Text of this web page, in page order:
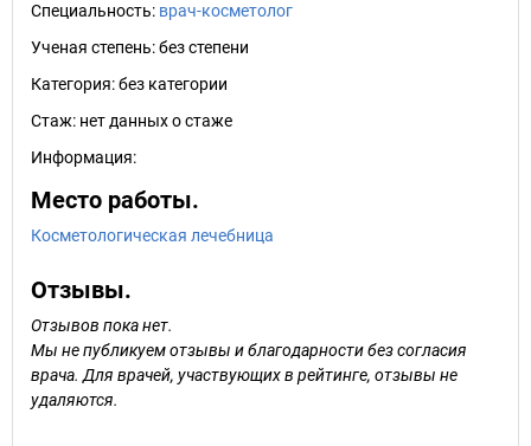
Специальность: врач-косметолог
Ученая степень:без степени
Категория:без категории
Стаж: нет данных о стаже
Информация:
Место работы.
Косметологическая лечебница
Отзывы.
Отзывов пока нет.
Мы не публикуем отзывы и благодарности без согласия
врача. Для врачей, участвующих в рейтинге, отзывы не
удаляются.